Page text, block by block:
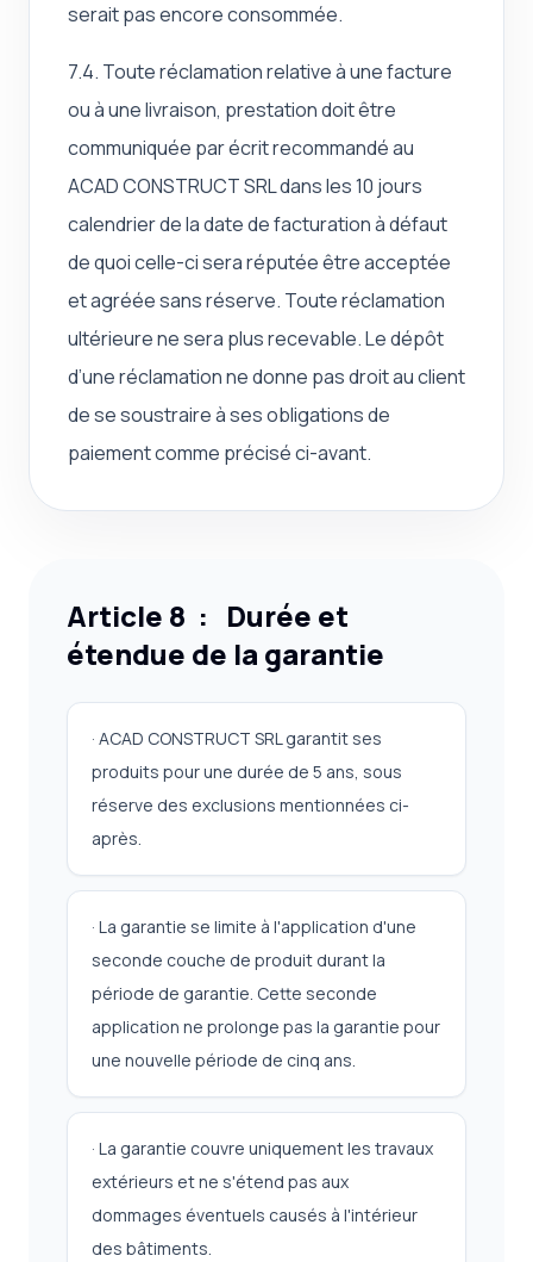
serait pas encore consommée.
7.4. Toute réclamation relative à une facture
ou à une livraison, prestation doit être
communiquée par écrit recommandé au
ACAD CONSTRUCT SRL dans les 10 jours
calendrier de la date de facturation à défaut
de quoi celle-ci sera réputée être acceptée
et agréée sans réserve. Toute réclamation
ultérieure ne sera plus recevable. Le dépôt
d’une réclamation ne donne pas droit au client
de se soustraire à ses obligations de
paiement comme précisé ci-avant.
Article 8 : Durée et
étendue de la garantie
· ACAD CONSTRUCT SRL garantit ses
produits pour une durée de 5 ans, sous
réserve des exclusions mentionnées ci-
après.
· La garantie se limite à l'application d'une
seconde couche de produit durant la
période de garantie. Cette seconde
application ne prolonge pas la garantie pour
une nouvelle période de cinq ans.
· La garantie couvre uniquement les travaux
extérieurs et ne s'étend pas aux
dommages éventuels causés à l'intérieur
des bâtiments.